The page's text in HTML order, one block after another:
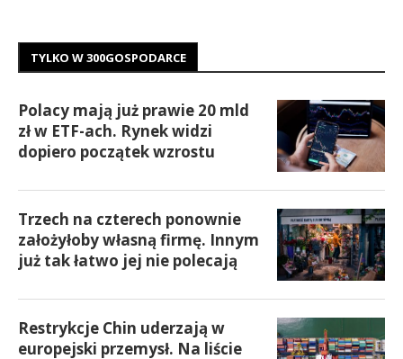
TYLKO W 300GOSPODARCE
Polacy mają już prawie 20 mld
zł w ETF-ach. Rynek widzi
dopiero początek wzrostu
Trzech na czterech ponownie
założyłoby własną firmę. Innym
już tak łatwo jej nie polecają
Restrykcje Chin uderzają w
europejski przemysł. Na liście